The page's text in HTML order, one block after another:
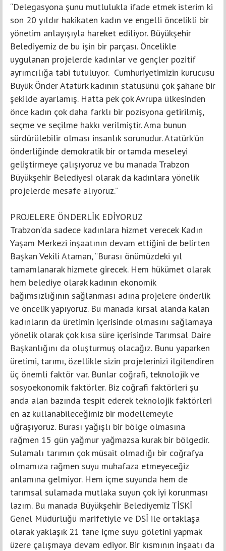
“Delegasyona şunu mutlulukla ifade etmek isterim ki
son 20 yıldır hakikaten kadın ve engelli öncelikli bir
yönetim anlayışıyla hareket ediliyor. Büyükşehir
Belediyemiz de bu işin bir parçası. Öncelikle
uygulanan projelerde kadınlar ve gençler pozitif
ayrımcılığa tabi tutuluyor. Cumhuriyetimizin kurucusu
Büyük Önder Atatürk kadının statüsünü çok şahane bir
şekilde ayarlamış. Hatta pek çok Avrupa ülkesinden
önce kadın çok daha farklı bir pozisyona getirilmiş,
seçme ve seçilme hakkı verilmiştir. Ama bunun
sürdürülebilir olması insanlık sorunudur. Atatürk’ün
önderliğinde demokratik bir ortamda meseleyi
geliştirmeye çalışıyoruz ve bu manada Trabzon
Büyükşehir Belediyesi olarak da kadınlara yönelik
projelerde mesafe alıyoruz.”
PROJELERE ÖNDERLİK EDİYORUZ
Trabzon’da sadece kadınlara hizmet verecek Kadın
Yaşam Merkezi inşaatının devam ettiğini de belirten
Başkan Vekili Ataman, “Burası önümüzdeki yıl
tamamlanarak hizmete girecek. Hem hükümet olarak
hem belediye olarak kadının ekonomik
bağımsızlığının sağlanması adına projelere önderlik
ve öncelik yapıyoruz. Bu manada kırsal alanda kalan
kadınların da üretimin içerisinde olmasını sağlamaya
yönelik olarak çok kısa süre içerisinde Tarımsal Daire
Başkanlığını da oluşturmuş olacağız. Bunu yaparken
üretimi, tarımı, özellikle sizin projelerinizi ilgilendiren
üç önemli faktör var. Bunlar coğrafi, teknolojik ve
sosyoekonomik faktörler. Biz coğrafi faktörleri şu
anda alan bazında tespit ederek teknolojik faktörleri
en az kullanabileceğimiz bir modellemeyle
uğraşıyoruz. Burası yağışlı bir bölge olmasına
rağmen 15 gün yağmur yağmazsa kurak bir bölgedir.
Sulamalı tarımın çok müsait olmadığı bir coğrafya
olmamıza rağmen suyu muhafaza etmeyeceğiz
anlamına gelmiyor. Hem içme suyunda hem de
tarımsal sulamada mutlaka suyun çok iyi korunması
lazım. Bu manada Büyükşehir Belediyemiz TİSKİ
Genel Müdürlüğü marifetiyle ve DSİ ile ortaklaşa
olarak yaklaşık 21 tane içme suyu göletini yapmak
üzere çalışmaya devam ediyor. Bir kısmının inşaatı da